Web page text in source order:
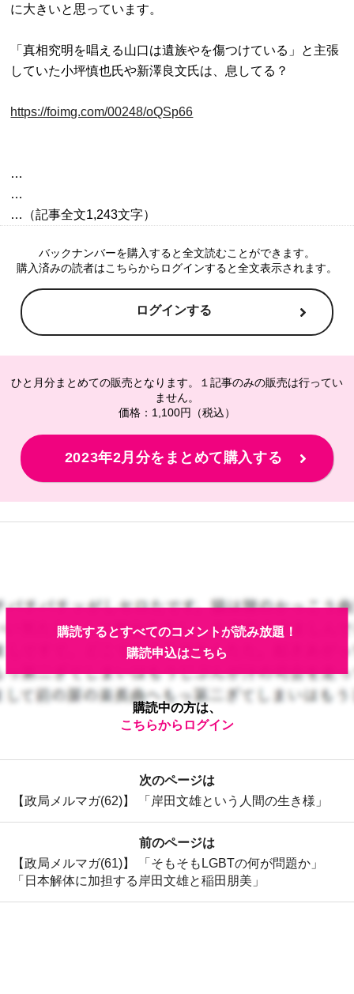
に大きいと思っています。
「真相究明を唱える山口は遺族やを傷つけている」と主張
していた小坪慎也氏や新澤良文氏は、息してる？
https://foimg.com/00248/oQSp66
…
…
バックナンバーを購入すると全文読むことができます。
購入済みの読者はこちらからログインすると全文表示されます。
ログインする
ひと月分まとめての販売となります。１記事のみの販売は行ってい
ません。
価格：1,100円（税込）
2023年2月分をまとめて購入する
購読するとすべてのコメントが読み放題！
購読申込はこちら
購読中の方は、
こちらからログイン
前のページは
【政局メルマガ(61)】 「そもそもLGBTの何が問題か」
「日本解体に加担する岸田文雄と稲田朋美」
次のページは
【政局メルマガ(62)】 「岸田文雄という人間の生き様」